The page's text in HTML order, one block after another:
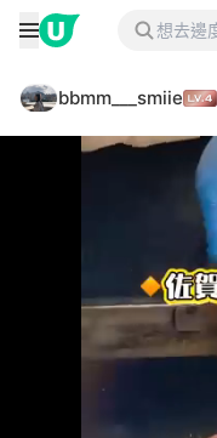
bbmm___smiie